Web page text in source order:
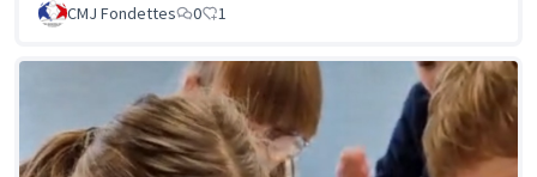
CMJ Fondettes 0 1